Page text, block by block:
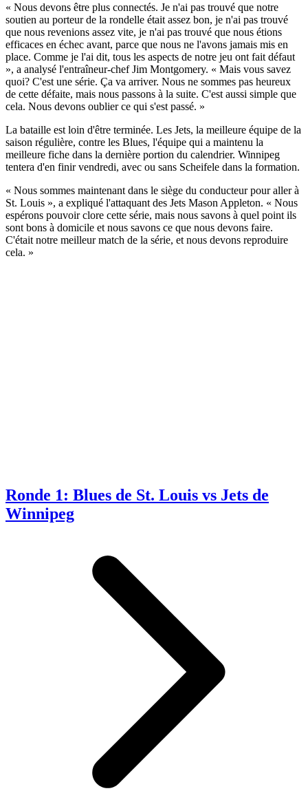
« Nous devons être plus connectés. Je n'ai pas trouvé que notre
soutien au porteur de la rondelle était assez bon, je n'ai pas trouvé
que nous revenions assez vite, je n'ai pas trouvé que nous étions
efficaces en échec avant, parce que nous ne l'avons jamais mis en
place. Comme je l'ai dit, tous les aspects de notre jeu ont fait défaut
», a analysé l'entraîneur-chef Jim Montgomery. « Mais vous savez
quoi? C'est une série. Ça va arriver. Nous ne sommes pas heureux
de cette défaite, mais nous passons à la suite. C'est aussi simple que
cela. Nous devons oublier ce qui s'est passé. »
La bataille est loin d'être terminée. Les Jets, la meilleure équipe de la
saison régulière, contre les Blues, l'équipe qui a maintenu la
meilleure fiche dans la dernière portion du calendrier. Winnipeg
tentera d'en finir vendredi, avec ou sans Scheifele dans la formation.
« Nous sommes maintenant dans le siège du conducteur pour aller à
St. Louis », a expliqué l'attaquant des Jets Mason Appleton. « Nous
espérons pouvoir clore cette série, mais nous savons à quel point ils
sont bons à domicile et nous savons ce que nous devons faire.
C'était notre meilleur match de la série, et nous devons reproduire
cela. »
Ronde 1: Blues de St. Louis vs Jets de
Winnipeg